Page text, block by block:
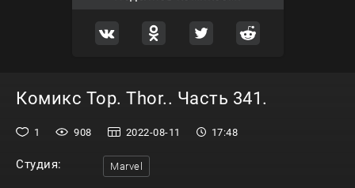
Комикс Тор. Thor.. Часть 341.
1 908 2022-08-11 17:48
Студия: Marvel